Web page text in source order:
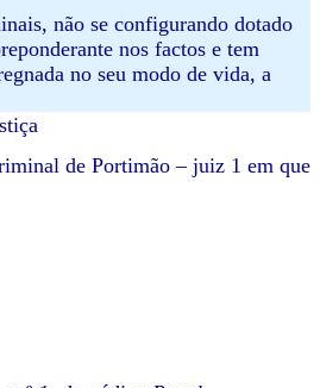
não se configurando dotado
nos factos e tem
no seu modo de vida, a
de Portimão – juiz 1 em que